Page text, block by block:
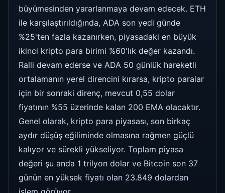
büyümesinden yararlanmaya devam edecek. ETH
ile karşılaştırıldığında, ADA son yedi günde
%25'ten fazla kazanırken, piyasadaki en büyük
ikinci kripto para birimi %60'lık değer kazandı.
Ralli devam ederse ve ADA 50 günlük hareketli
ortalamanın yerel direncini kırarsa, kripto paralar
için bir sonraki direnç, mevcut 0,55 dolar
fiyatının %55 üzerinde kalan 200 EMA olacaktır.
Genel olarak, kripto para piyasası, son birkaç
aydır düşüş eğiliminde olmasına rağmen güçlü
kalıyor ve sürekli yükseliyor. Toplam piyasa
değeri şu anda 1 trilyon dolar ve Bitcoin son 37
günün en yüksek fiyatı olan 23.849 dolardan